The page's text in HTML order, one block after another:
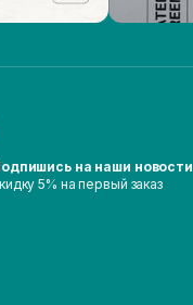
на наши новости
5% на первый заказ